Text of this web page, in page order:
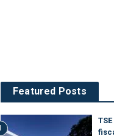
Featured Posts